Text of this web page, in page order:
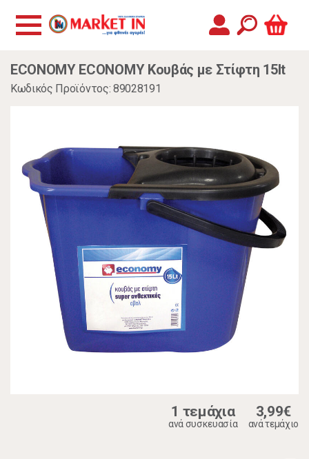
ECONOMY ECONOMY Κουβάς με Στίφτη 15lt
Κωδικός Προϊόντος: 89028191
1 τεμάχια
ανά συσκευασία
3,99€
ανά τεμάχιο